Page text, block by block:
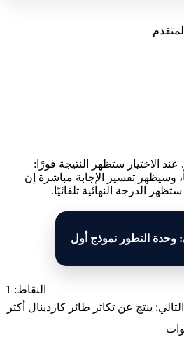
الاختيار ستظهر النتيجة فورًا:
وسيظهر تفسير الإجابة مباشرة إن
الدرجة النهائية تلقائيًا.
وحدة التطور نموذج أول
النقاط: 1
ينتج عن تكاثر طائر كاردينال أكثر